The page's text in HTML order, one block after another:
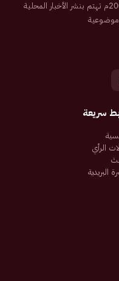
صحيفة إلكترونية سعودية تم تأسيسها عام 2007م تهتم بنشر الأخبار المحلية
سريعة
الرأي
البريدية